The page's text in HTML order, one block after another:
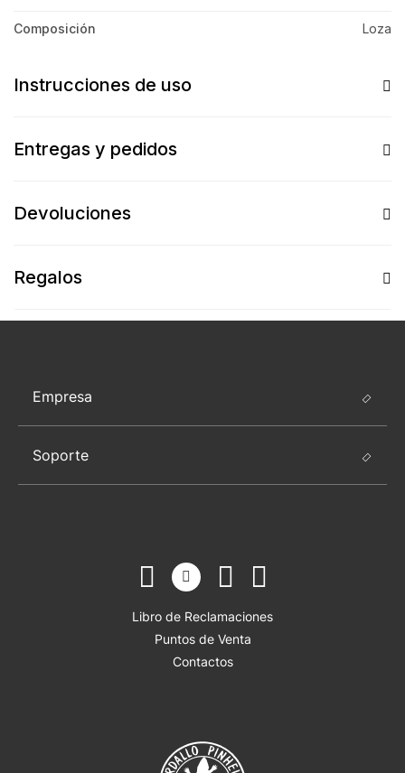
Composición Loza
Instrucciones de uso
Entregas y pedidos
Devoluciones
Regalos
Empresa
Soporte
Libro de Reclamaciones
Puntos de Venta
Contactos